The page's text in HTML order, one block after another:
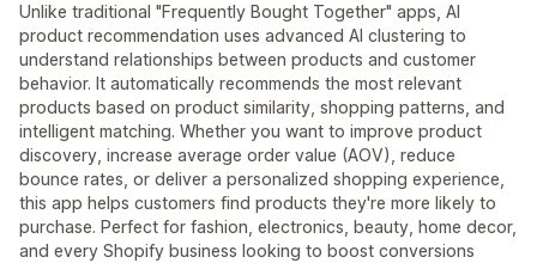
Unlike traditional "Frequently Bought Together" apps, AI
product recommendation uses advanced AI clustering to
understand relationships between products and customer
behavior. It automatically recommends the most relevant
products based on product similarity, shopping patterns, and
intelligent matching. Whether you want to improve product
discovery, increase average order value (AOV), reduce
bounce rates, or deliver a personalized shopping experience,
this app helps customers find products they're more likely to
purchase. Perfect for fashion, electronics, beauty, home decor,
and every Shopify business looking to boost conversions